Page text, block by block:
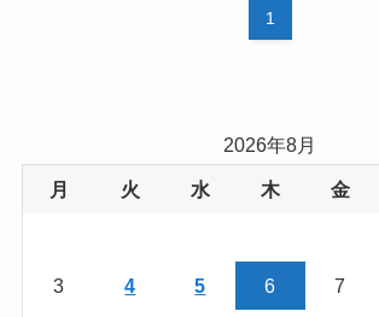
1
2026年8月
月 火 水 木 金
3 4 5 6 7